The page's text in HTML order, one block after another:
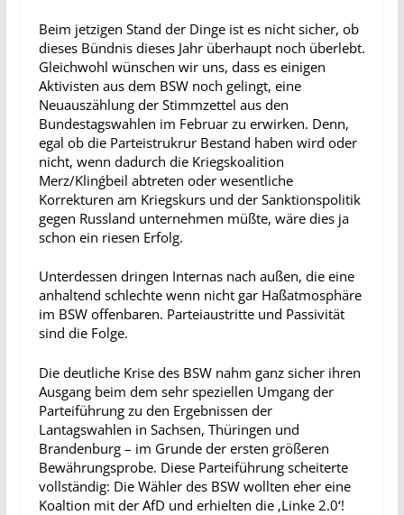
Beim jetzigen Stand der Dinge ist es nicht sicher, ob
dieses Bündnis dieses Jahr überhaupt noch überlebt.
Gleichwohl wünschen wir uns, dass es einigen
Aktivisten aus dem BSW noch gelingt, eine
Neuauszählung der Stimmzettel aus den
Bundestagswahlen im Februar zu erwirken. Denn,
egal ob die Parteistrukrur Bestand haben wird oder
nicht, wenn dadurch die Kriegskoalition
Merz/Klinǵbeil abtreten oder wesentliche
Korrekturen am Kriegskurs und der Sanktionspolitik
gegen Russland unternehmen müßte, wäre dies ja
schon ein riesen Erfolg.
Unterdessen dringen Internas nach außen, die eine
anhaltend schlechte wenn nicht gar Haßatmosphäre
im BSW offenbaren. Parteiaustritte und Passivität
sind die Folge.
Die deutliche Krise des BSW nahm ganz sicher ihren
Ausgang beim dem sehr speziellen Umgang der
Parteiführung zu den Ergebnissen der
Lantagswahlen in Sachsen, Thüringen und
Brandenburg – im Grunde der ersten größeren
Bewährungsprobe. Diese Parteiführung scheiterte
vollständig: Die Wähler des BSW wollten eher eine
Koaltion mit der AfD und erhielten die ‚Linke 2.0‘!